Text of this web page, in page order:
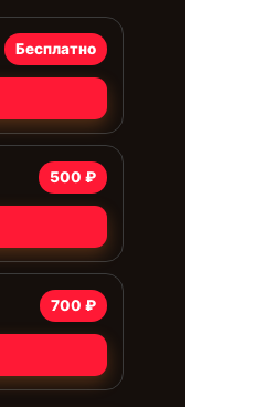
Бесплатно
500 ₽
700 ₽